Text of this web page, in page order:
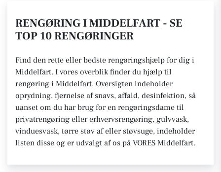
RENGØRING I MIDDELFART - SE
TOP 10 RENGØRINGER
Find den rette eller bedste rengøringshjælp for dig i
Middelfart. I vores overblik finder du hjælp til
rengøring i Middelfart. Oversigten indeholder
oprydning, fjernelse af snavs, affald, desinfektion, så
uanset om du har brug for en rengøringsdame til
privatrengøring eller erhvervsrengøring, gulvvask,
vinduesvask, tørre støv af eller støvsuge, indeholder
listen disse og er udvalgt af os på VORES Middelfart.